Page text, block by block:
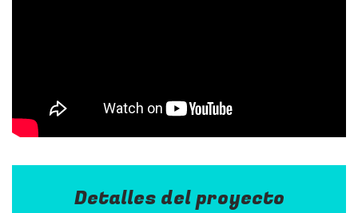
Detalles del proyecto